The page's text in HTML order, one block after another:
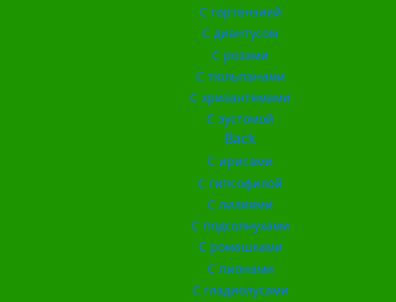
С гортензией
С диантусом
С розами
С тюльпанами
С хризантемами
С эустомой
Back
С ирисами
С гипсофилой
С лилиями
С подсолнухами
С ромашками
С пионами
С гладиолусами